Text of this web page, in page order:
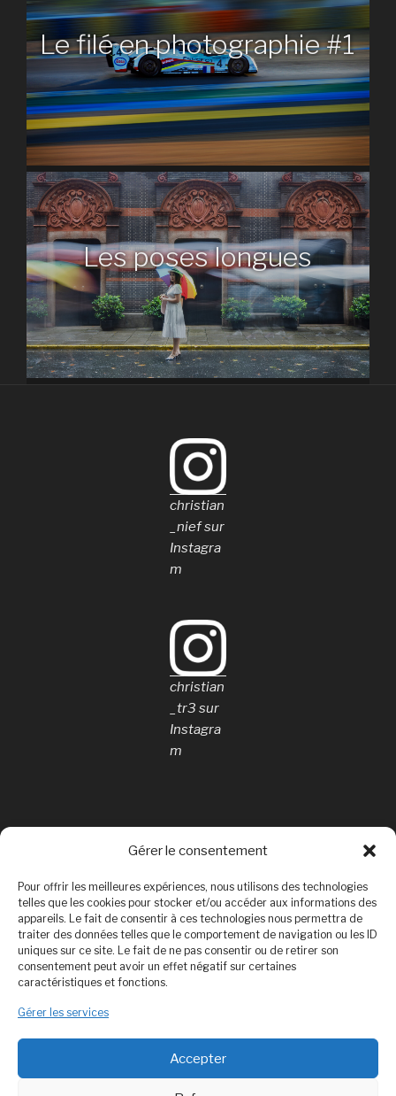
Gérer le consentement
Pour offrir les meilleures expériences, nous utilisons des technologies
telles que les cookies pour stocker et/ou accéder aux informations des
appareils. Le fait de consentir à ces technologies nous permettra de
traiter des données telles que le comportement de navigation ou les ID
uniques sur ce site. Le fait de ne pas consentir ou de retirer son
consentement peut avoir un effet négatif sur certaines
caractéristiques et fonctions.
Gérer les services
Accepter
Le filé en photographie #1
Les poses longues
christian
_nief sur
Instagra
m
christian
_tr3 sur
Instagra
m
Rechercher
Politique de confidentialité
Mentions légales
Politique de cookies (UE)